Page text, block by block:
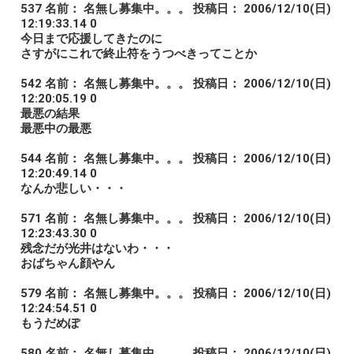
537 名前： 名無し募集中。。。 投稿日： 2006/12/10(日)
12:19:33.14 0
今日まで応援してきたのに
さすがにこれで終止符をうつべきってことか
542 名前： 名無し募集中。。。 投稿日： 2006/12/10(日)
12:20:05.19 0
最悪の結果
最悪中の最悪
544 名前： 名無し募集中。。。 投稿日： 2006/12/10(日)
12:20:49.14 0
なんか悲しい・・・
571 名前： 名無し募集中。。。 投稿日： 2006/12/10(日)
12:23:43.30 0
残念だが光井はないわ・・・
おばちゃん顔やん
579 名前： 名無し募集中。。。 投稿日： 2006/12/10(日)
12:24:54.51 0
もうだめぽ